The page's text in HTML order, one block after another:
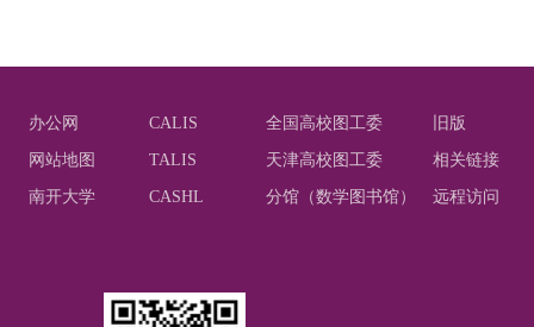
办公网 CALIS 全国高校图工委 旧版
网站地图 TALIS 天津高校图工委 相关链接
南开大学 CASHL 分馆（数学图书馆） 远程访问